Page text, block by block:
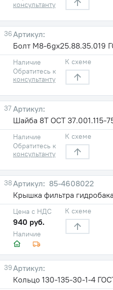
консультанту
36
Болт М8-6gх25.88.35.019
Наличие
Обратитесь к
консультанту
К схеме
37
Шайба 8Т ОСТ 37.001.115-
Наличие
Обратитесь к
консультанту
К схеме
38
85-4608022
Крышка фильтра гидробака
Наличие
Цена с НДС
940 руб.
К схеме
39
Кольцо 130-135-30-1-4